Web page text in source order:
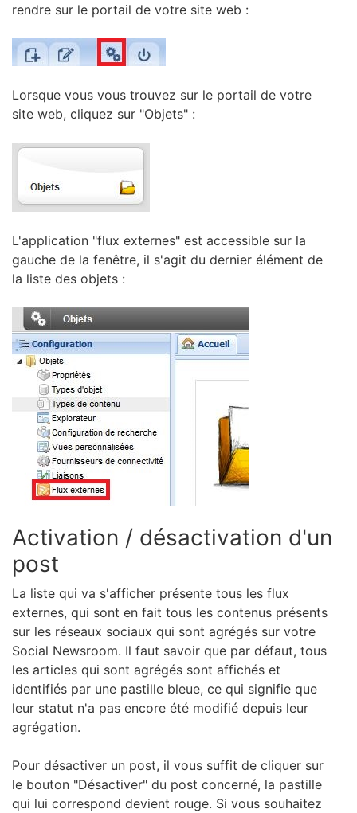
rendre sur le portail de votre site web :
Lorsque vous vous trouvez sur le portail de votre
site web, cliquez sur "Objets" :
L'application "flux externes" est accessible sur la
gauche de la fenêtre, il s'agit du dernier élément de
la liste des objets :
Activation / désactivation d'un
post
La liste qui va s'afficher présente tous les flux
externes, qui sont en fait tous les contenus présents
sur les réseaux sociaux qui sont agrégés sur votre
Social Newsroom. Il faut savoir que par défaut, tous
les articles qui sont agrégés sont affichés et
identifiés par une pastille bleue, ce qui signifie que
leur statut n'a pas encore été modifié depuis leur
agrégation.
Pour désactiver un post, il vous suffit de cliquer sur
le bouton "Désactiver" du post concerné, la pastille
qui lui correspond devient rouge. Si vous souhaitez